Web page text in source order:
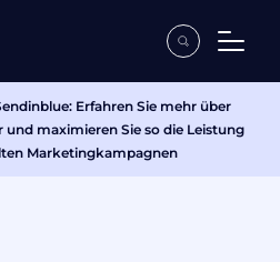
Erfahren Sie mehr über
und maximieren Sie so die Leistung
Marketingkampagnen